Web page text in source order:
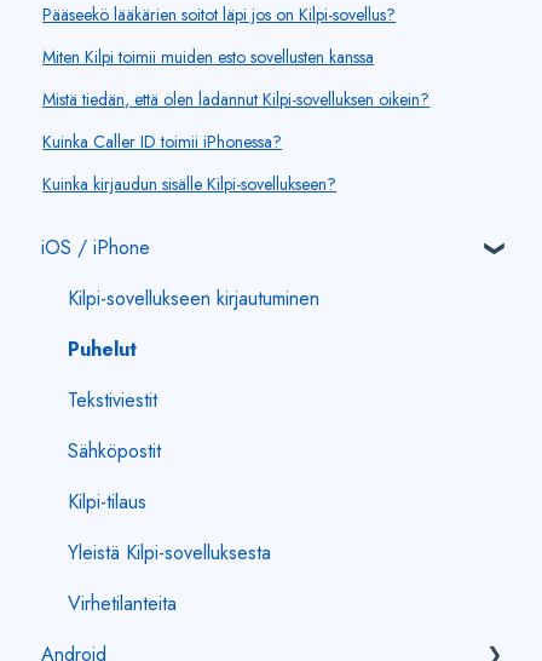
Pääseekö lääkärien soitot läpi jos on Kilpi-sovellus?
Miten Kilpi toimii muiden esto sovellusten kanssa
Mistä tiedän, että olen ladannut Kilpi-sovelluksen oikein?
Kuinka Caller ID toimii iPhonessa?
Kuinka kirjaudun sisälle Kilpi-sovellukseen?
iOS / iPhone
Kilpi-sovellukseen kirjautuminen
Puhelut
Tekstiviestit
Sähköpostit
Kilpi-tilaus
Yleistä Kilpi-sovelluksesta
Virhetilanteita
Android